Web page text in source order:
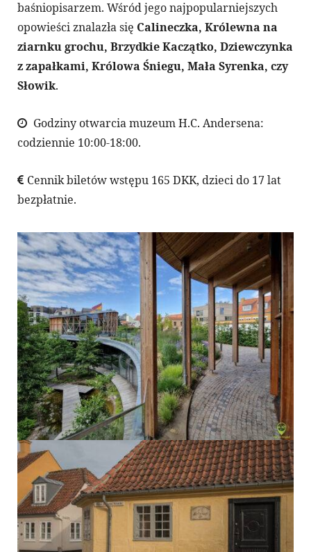
baśniopisarzem. Wśród jego najpopularniejszych
opowieści znalazła się Calineczka, Królewna na
ziarnku grochu, Brzydkie Kaczątko, Dziewczynka
z zapałkami, Królowa Śniegu, Mała Syrenka, czy
Słowik.
Godziny otwarcia muzeum H.C. Andersena:
codziennie 10:00-18:00.
Cennik biletów wstępu 165 DKK, dzieci do 17 lat
bezpłatnie.